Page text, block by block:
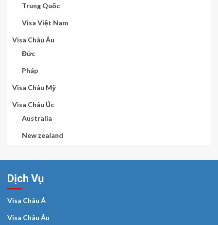
Trung Quốc
Visa Việt Nam
Visa Châu Âu
Đức
Pháp
Visa Châu Mỹ
Visa Châu Úc
Australia
New zealand
Dịch Vụ
Visa Châu Á
Visa Châu Âu